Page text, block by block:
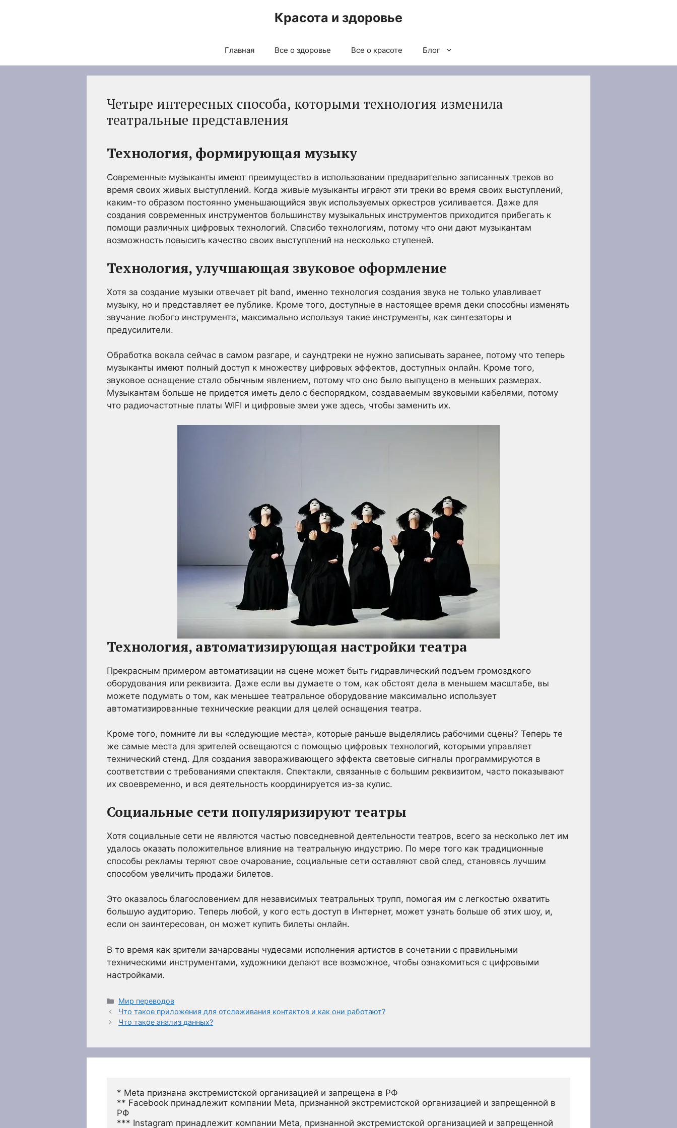
Красота и здоровье
Главная Все о здоровье Все о красоте Блог
Четыре интересных способа, которыми технология изменила
театральные представления
Технология, формирующая музыку
Современные музыканты имеют преимущество в использовании предварительно записанных треков во
время своих живых выступлений. Когда живые музыканты играют эти треки во время своих выступлений,
каким-то образом постоянно уменьшающийся звук используемых оркестров усиливается. Даже для
создания современных инструментов большинству музыкальных инструментов приходится прибегать к
помощи различных цифровых технологий. Спасибо технологиям, потому что они дают музыкантам
возможность повысить качество своих выступлений на несколько ступеней.
Технология, улучшающая звуковое оформление
Хотя за создание музыки отвечает pit band, именно технология создания звука не только улавливает
музыку, но и представляет ее публике. Кроме того, доступные в настоящее время деки способны изменять
звучание любого инструмента, максимально используя такие инструменты, как синтезаторы и
предусилители.
Обработка вокала сейчас в самом разгаре, и саундтреки не нужно записывать заранее, потому что теперь
музыканты имеют полный доступ к множеству цифровых эффектов, доступных онлайн. Кроме того,
звуковое оснащение стало обычным явлением, потому что оно было выпущено в меньших размерах.
Музыкантам больше не придется иметь дело с беспорядком, создаваемым звуковыми кабелями, потому
что радиочастотные платы WIFI и цифровые змеи уже здесь, чтобы заменить их.
Технология, автоматизирующая настройки театра
Прекрасным примером автоматизации на сцене может быть гидравлический подъем громоздкого
оборудования или реквизита. Даже если вы думаете о том, как обстоят дела в меньшем масштабе, вы
можете подумать о том, как меньшее театральное оборудование максимально использует
автоматизированные технические реакции для целей оснащения театра.
Кроме того, помните ли вы «следующие места», которые раньше выделялись рабочими сцены? Теперь те
же самые места для зрителей освещаются с помощью цифровых технологий, которыми управляет
технический стенд. Для создания завораживающего эффекта световые сигналы программируются в
соответствии с требованиями спектакля. Спектакли, связанные с большим реквизитом, часто показывают
их своевременно, и вся деятельность координируется из-за кулис.
Социальные сети популяризируют театры
Хотя социальные сети не являются частью повседневной деятельности театров, всего за несколько лет им
удалось оказать положительное влияние на театральную индустрию. По мере того как традиционные
способы рекламы теряют свое очарование, социальные сети оставляют свой след, становясь лучшим
способом увеличить продажи билетов.
Это оказалось благословением для независимых театральных трупп, помогая им с легкостью охватить
большую аудиторию. Теперь любой, у кого есть доступ в Интернет, может узнать больше об этих шоу, и,
если он заинтересован, он может купить билеты онлайн.
В то время как зрители зачарованы чудесами исполнения артистов в сочетании с правильными
техническими инструментами, художники делают все возможное, чтобы ознакомиться с цифровыми
настройками.
Рубрики
Мир переводов
Что такое приложения для отслеживания контактов и как они работают?
Что такое анализ данных?
* Meta признана экстремистской организацией и запрещена в РФ
** Facebook принадлежит компании Meta, признанной экстремистской организацией и запрещенной в
РФ
*** Instagram принадлежит компании Meta, признанной экстремистской организацией и запрещенной